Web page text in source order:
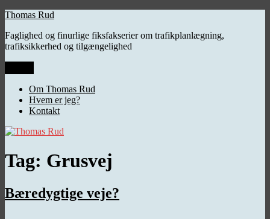
Videre
indhold
Thomas Rud
Faglighed og finurlige fiksfakserier om trafikplanlægning,
trafiksikkerhed og tilgængelighed
Om Thomas Rud
Hvem er jeg?
Kontakt
Tag: Grusvej
Bæredygtige veje?